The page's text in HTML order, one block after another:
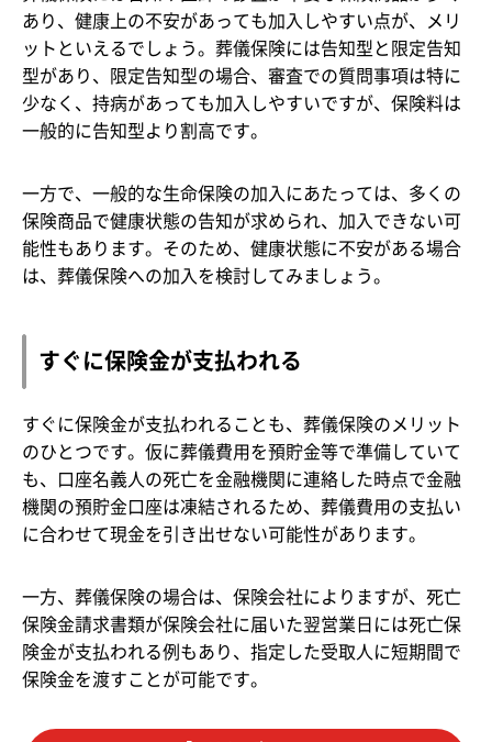
あり、健康上の不安があっても加入しやすい点が、メリ
ットといえるでしょう。葬儀保険には告知型と限定告知
型があり、限定告知型の場合、審査での質問事項は特に
少なく、持病があっても加入しやすいですが、保険料は
一般的に告知型より割高です。
一方で、一般的な生命保険の加入にあたっては、多くの
保険商品で健康状態の告知が求められ、加入できない可
能性もあります。そのため、健康状態に不安がある場合
は、葬儀保険への加入を検討してみましょう。
すぐに保険金が支払われる
すぐに保険金が支払われることも、葬儀保険のメリット
のひとつです。仮に葬儀費用を預貯金等で準備していて
も、口座名義人の死亡を金融機関に連絡した時点で金融
機関の預貯金口座は凍結されるため、葬儀費用の支払い
に合わせて現金を引き出せない可能性があります。
一方、葬儀保険の場合は、保険会社によりますが、死亡
保険金請求書類が保険会社に届いた翌営業日には死亡保
険金が支払われる例もあり、指定した受取人に短期間で
保険金を渡すことが可能です。